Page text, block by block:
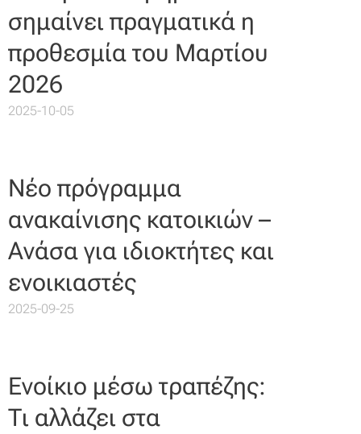
σημαίνει πραγματικά η
προθεσμία του Μαρτίου
2026
2025-10-05
Νέο πρόγραμμα
ανακαίνισης κατοικιών –
Ανάσα για ιδιοκτήτες και
ενοικιαστές
2025-09-25
Ενοίκιο μέσω τραπέζης:
Τι αλλάζει στα